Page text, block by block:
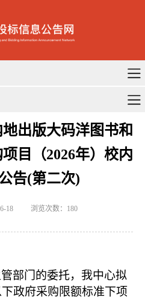
出版大码洋图书和
目（2026年）校内
告(第二次)
18 浏览次数： 180
部门的委托，我中心拟
政府采购限额标准下项